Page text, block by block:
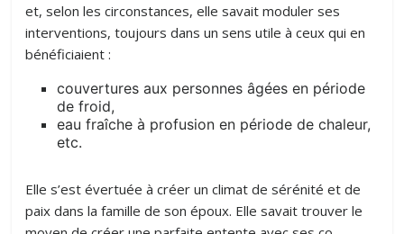
et, selon les circonstances, elle savait moduler ses
interventions, toujours dans un sens utile à ceux qui en
bénéficiaient :
couvertures aux personnes âgées en période
de froid,
eau fraîche à profusion en période de chaleur,
etc.
Elle s’est évertuée à créer un climat de sérénité et de
paix dans la famille de son époux. Elle savait trouver le